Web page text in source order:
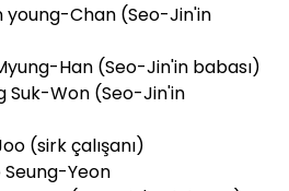
young-Chan (Seo-Jin'in
Han (Seo-Jin'in babası)
Suk-Won (Seo-Jin'in
(sirk çalışanı)
Seung-Yeon